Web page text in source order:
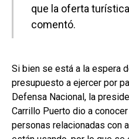
que la oferta
comentó.
Si bien se está a la espera
presupuesto a ejercer por
Defensa Nacional, la
Carrillo Puerto dio a
personas relacionadas con